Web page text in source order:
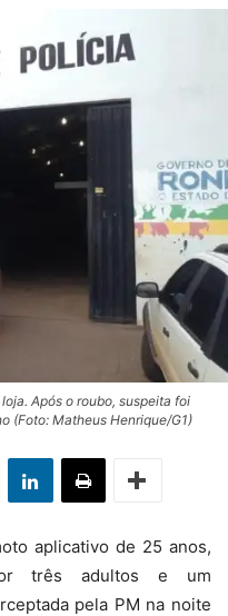
Após o roubo, suspeita foi
(Foto: Matheus Henrique/G1)
aplicativo de 25 anos,
três adultos e um
pela PM na noite